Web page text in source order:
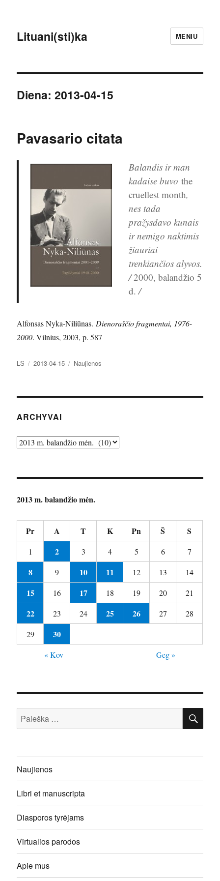
Lituani(sti)ka MENIU
Diena:2013-04-15
Pavasario citata
Balandis ir man
kadaise buvo the
cruellest month,
nes tada
pražysdavo kūnais
ir nemigo naktimis
žiauriai
trenkiančios alyvos.
/2000, balandžio 5
d. /
Alfonsas Nyka-Niliūnas.Dienoraščio fragmentai, 1976-
2000. Vilnius, 2003, p. 587
Autorius
LS Paskelbta
2013-04-15 Kategorijos
Naujienos
ARCHYVAI
Archyvai
2013 m. balandžio mėn.
Pr A T K Pn Š S
1 2 3 4 5 6 7
8 9 10 11 12 13 14
15 16 17 18 19 20 21
22 23 24 25 26 27
28
29
30
« Kov Geg »
Ieškoti:
Naujienos
Libri et manuscripta
Diasporos tyrėjams
Virtualios parodos
Apie mus